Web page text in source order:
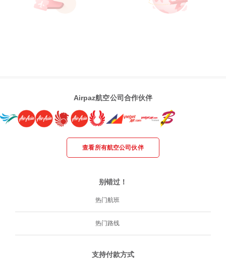
Airpaz航空公司合作伙伴
查看所有航空公司伙伴
别错过！
热门航班
热门路线
支持付款方式